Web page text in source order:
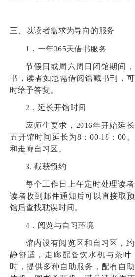
三、以读者需求为导向的服务
1 ．一年365天借书服务
节假日或周六周日闭馆期间
书，读者如急需借阅馆藏书刊，
时给予答复。
2 ．延长开馆时间
应师生要求，2016年开始延
五开馆时间延长为8：00-18：00
和走廊自习区。
3. 截获预约
每个工作日上午定时处理读
读者收到邮件通知后可以直接取
馆后查找耽误时间。
4 ．阅览与自习环境
馆内设有阅览区和自习区，
静舒适，走廊配备饮水机与茶叶
时，提供多种自助服务，配有自